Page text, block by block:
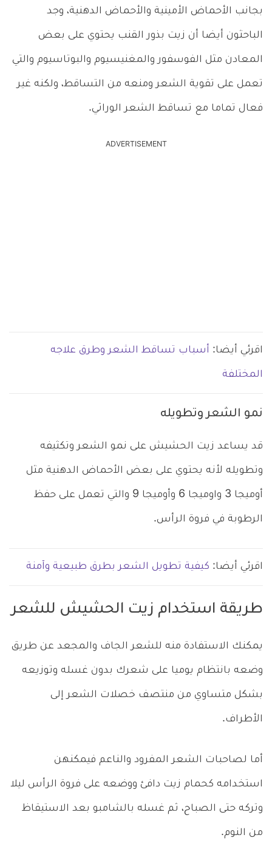
بجانب الأحماض الأمينية والأحماض الدهنية، وجد
الباحثون أيضا أن زيت بذور القنب يحتوي على بعض
المعادن مثل الفوسفور والمغنيسيوم والبوتاسيوم والتي
تعمل على تقوية الشعر ومنعه من التساقط، ولكنه غير
فعال تماما مع تساقط الشعر الوراثي.
ADVERTISEMENT
اقرئي أيضا: أسباب تساقط الشعر وطرق علاجه
المختلفة
نمو الشعر وتطويله
قد يساعد زيت الحشيش على نمو الشعر وتكثيفه
وتطويله لأنه يحتوي على بعض الأحماض الدهنية مثل
أوميجا 3 واوميجا 6 وأوميجا 9 والتي تعمل على حفظ
الرطوبة في فروة الرأس.
اقرئي أيضا: كيفية تطويل الشعر بطرق طبيعية وآمنة
طريقة استخدام زيت الحشيش للشعر
يمكنك الاستفادة منه للشعر الجاف والمجعد عن طريق
وضعه بانتظام يوميا على شعرك بدون غسله وتوزيعه
بشكل متساوي من منتصف خصلات الشعر إلى
الأطراف.
أما لصاحبات الشعر المفرود والناعم فيمكنهن
استخدامه كحمام زيت دافئ ووضعه على فروة الرأس ليلا
وتركه حتى الصباح، ثم غسله بالشامبو بعد الاستيقاظ
من النوم.